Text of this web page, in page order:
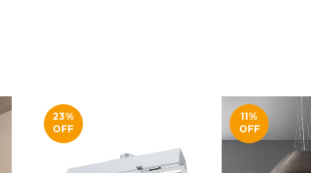
23%
OFF
11%
OFF